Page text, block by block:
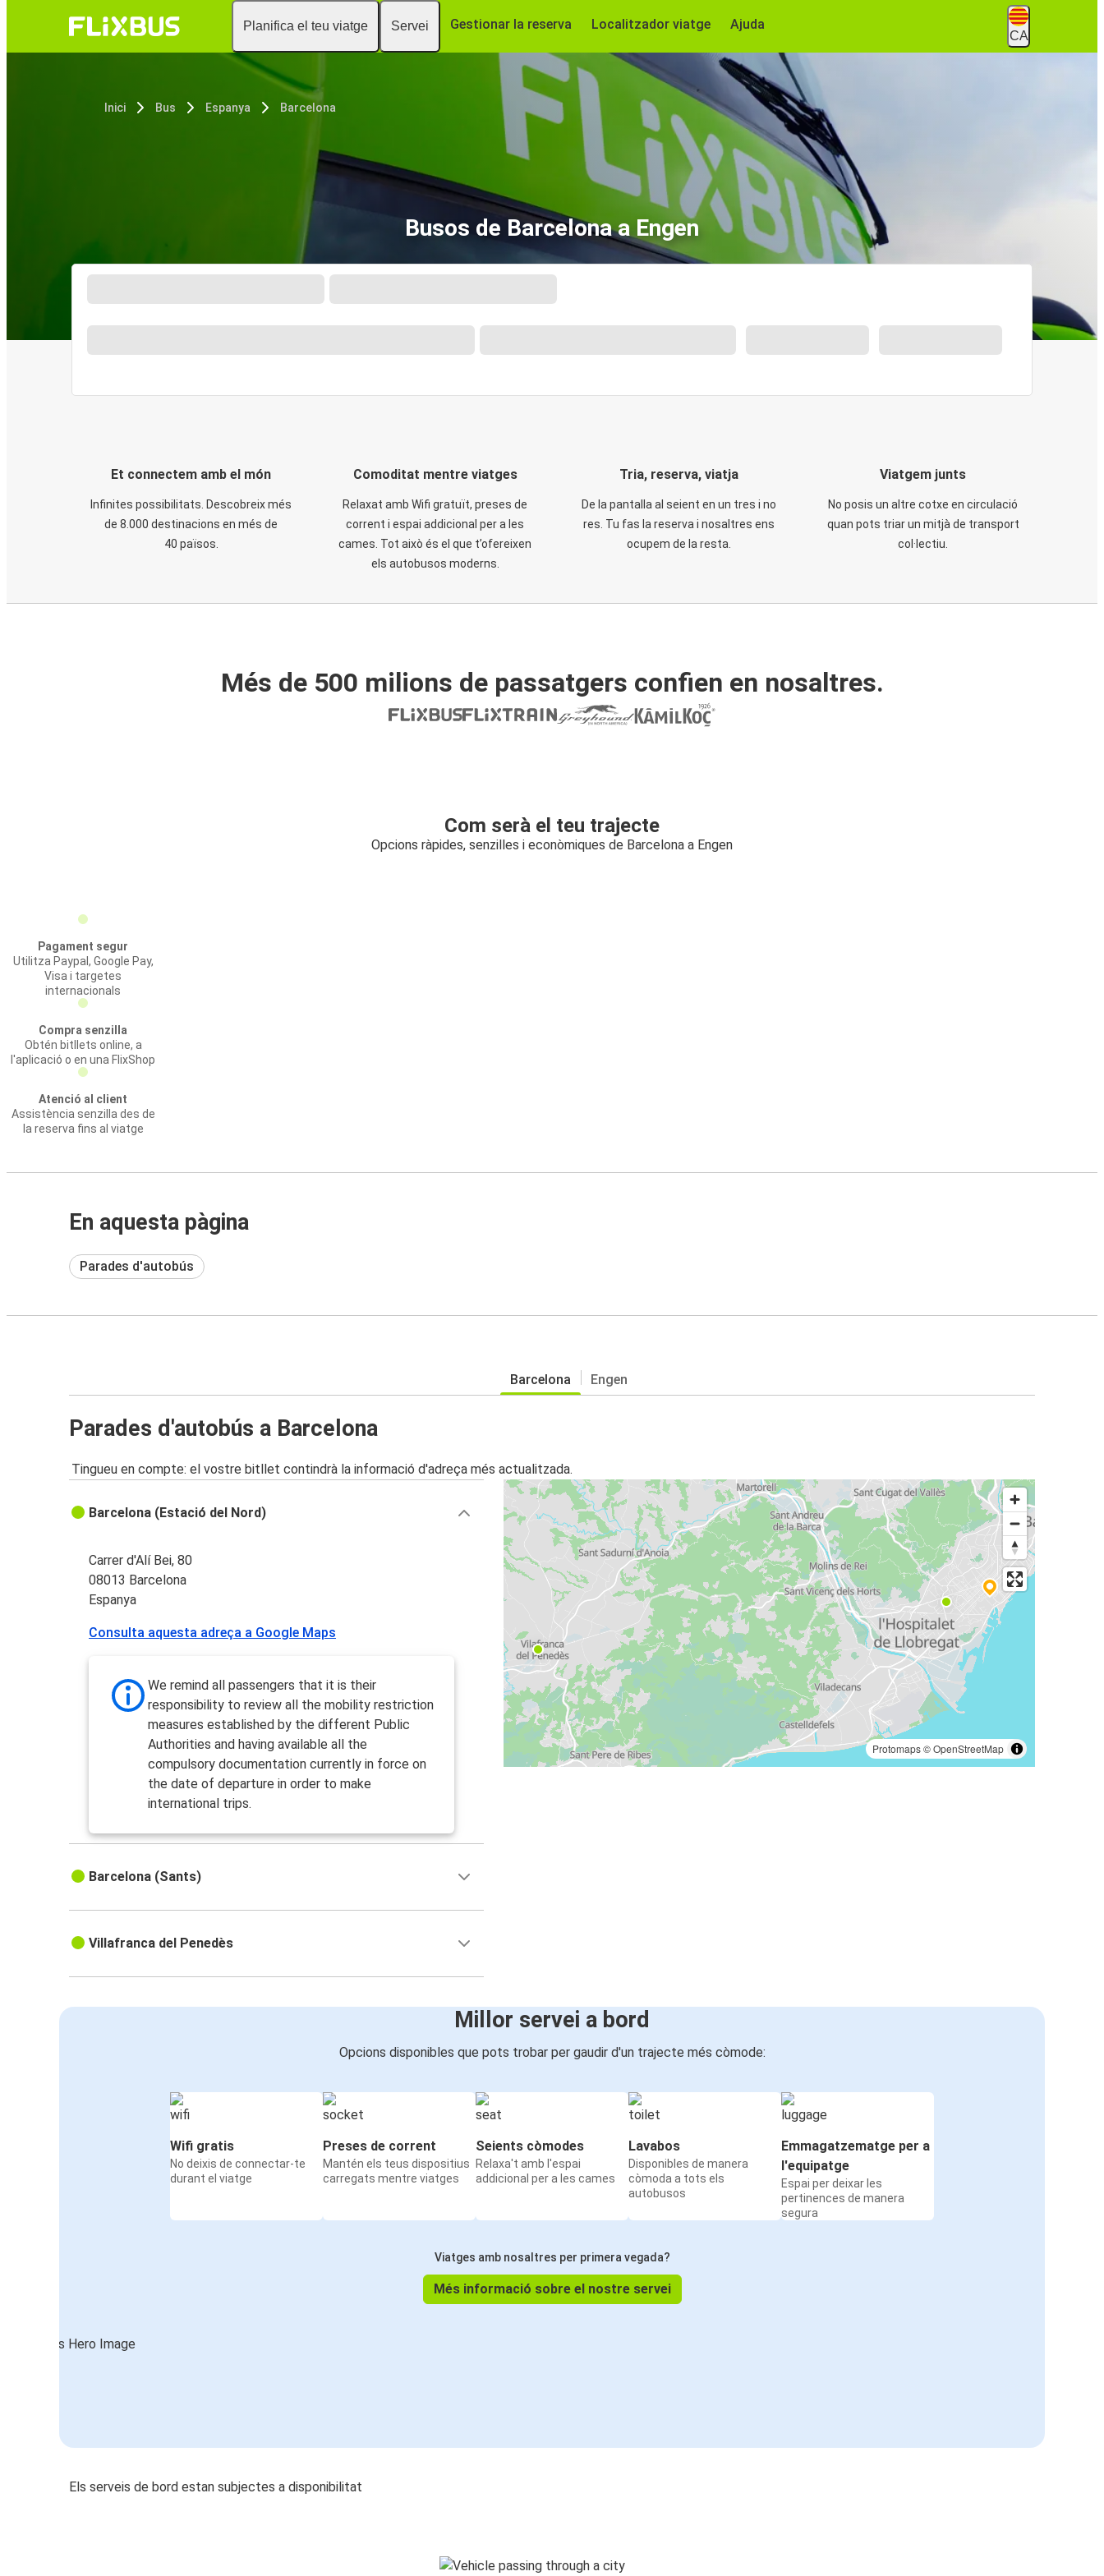
Planifica el teu viatge Servei Gestionar la reserva Localitzador viatge Ajuda
CA
Inici Bus Espanya Barcelona
Busos de Barcelona a Engen
Et connectem amb el món
Infinites possibilitats. Descobreix més
de 8.000 destinacions en més de
40 països.
Comoditat mentre viatges
Relaxat amb Wifi gratuït, preses de
corrent i espai addicional per a les
cames. Tot això és el que t’ofereixen
els autobusos moderns.
Tria, reserva, viatja
De la pantalla al seient en un tres i no
res. Tu fas la reserva i nosaltres ens
ocupem de la resta.
Viatgem junts
No posis un altre cotxe en circulació
quan pots triar un mitjà de transport
col·lectiu.
Més de 500 milions de passatgers confien en nosaltres.
Com serà el teu trajecte
Opcions ràpides, senzilles i econòmiques de Barcelona a Engen
Pagament segur
Utilitza Paypal, Google Pay,
Visa i targetes
internacionals
Compra senzilla
Obtén bitllets online, a
l'aplicació o en una FlixShop
Atenció al client
Assistència senzilla des de
la reserva fins al viatge
En aquesta pàgina
Parades d'autobús
Barcelona Engen
Parades d'autobús a Barcelona
Tingueu en compte: el vostre bitllet contindrà la informació d'adreça més actualitzada.
Protomaps©OpenStreetMap
Barcelona (Estació del Nord)
Carrer d'Alí Bei, 80
08013 Barcelona
Espanya
Consulta aquesta adreça a Google Maps
We remind all passengers that it is their
responsibility to review all the mobility restriction
measures established by the different Public
Authorities and having available all the
compulsory documentation currently in force on
the date of departure in order to make
international trips.
Barcelona (Sants)
Villafranca del Penedès
Millor servei a bord
Opcions disponibles que pots trobar per gaudir d'un trajecte més còmode:
Wifi gratis
No deixis de connectar-te
durant el viatge
Preses de corrent
Mantén els teus dispositius
carregats mentre viatges
Seients còmodes
Relaxa't amb l'espai
addicional per a les cames
Lavabos
Disponibles de manera
còmoda a tots els
autobusos
Emmagatzematge per a
l'equipatge
Espai per deixar les
pertinences de manera
segura
Viatges amb nosaltres per primera vegada?
Més informació sobre el nostre servei
Els serveis de bord estan subjectes a disponibilitat